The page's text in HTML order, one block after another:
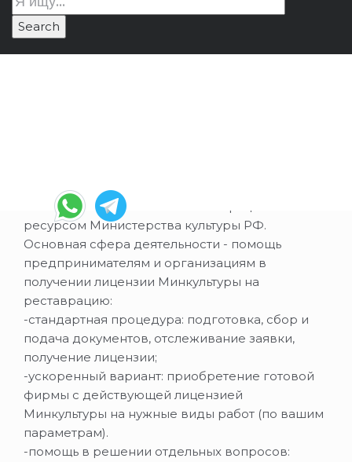
ВНИМАНИЕ! Сайт не является официальным
ресурсом Министерства культуры РФ.
Основная сфера деятельности - помощь
предпринимателям и организациям в
получении лицензии Минкультуры на
реставрацию:
-стандартная процедура: подготовка, сбор и
подача документов, отслеживание заявки,
получение лицензии;
-ускоренный вариант: приобретение готовой
фирмы с действующей лицензией
Минкультуры на нужные виды работ (по вашим
параметрам).
-помощь в решении отдельных вопросов: